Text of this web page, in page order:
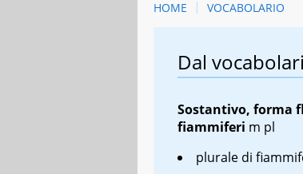
HOME VOCABOLARIO
Dal
Sostantivo, forma
fiammiferi m pl
plurale di